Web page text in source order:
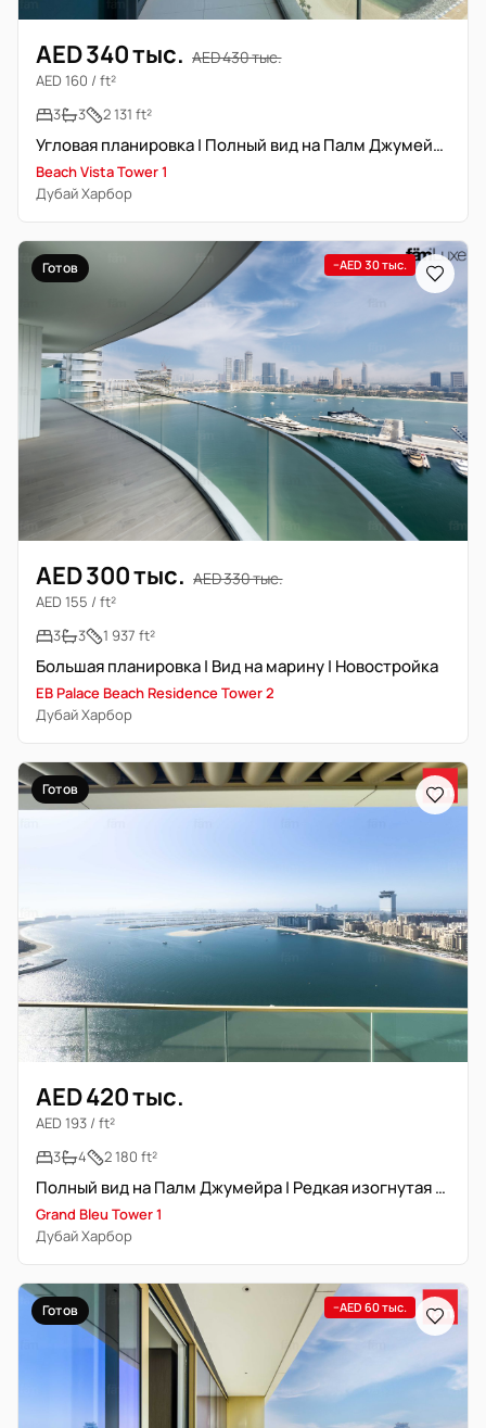
AED 340 тыс. AED 430 тыс.
AED 160 / ft²
3
3 2 131 ft²
Угловая планировка | Полный вид на Палм Джумейра
Beach Vista Tower 1
Дубай Харбор
Готов −AED 30 тыс.
AED 300 тыс. AED 330 тыс.
AED 155 / ft²
3
3 1 937 ft²
Большая планировка | Вид на марину | Новостройка
EB Palace Beach Residence Tower 2
Дубай Харбор
Готов
AED 420 тыс.
AED 193 / ft²
3
4 2 180 ft²
Полный вид на Палм Джумейра | Редкая изогнутая терраса | Новостройка
Grand Bleu Tower 1
Дубай Харбор
Готов −AED 60 тыс.